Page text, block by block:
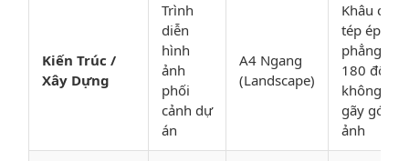
Kiến Trúc /
Xây Dựng
Trình
diễn
hình
ảnh
phối
cảnh dự
án
A4 Ngang
(Landscape)
Khâu chỉ
tép ép
phẳng
180 độ
không
gãy góc
ảnh